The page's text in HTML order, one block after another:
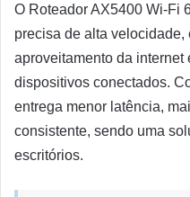
O Roteador AX5400 Wi-Fi
precisa de alta
aproveitamento da internet
dispositivos conectados.
entrega menor latência,
consistente, sendo uma
escritórios.